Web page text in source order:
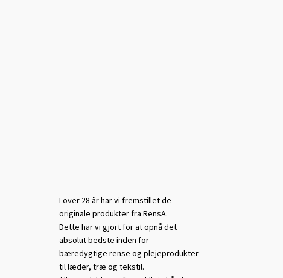
I over 28 år har vi fremstillet de
originale produkter fra RensA.
Dette har vi gjort for at opnå det
absolut bedste inden for
bæredygtige rense og plejeprodukter
til læder, træ og tekstil.